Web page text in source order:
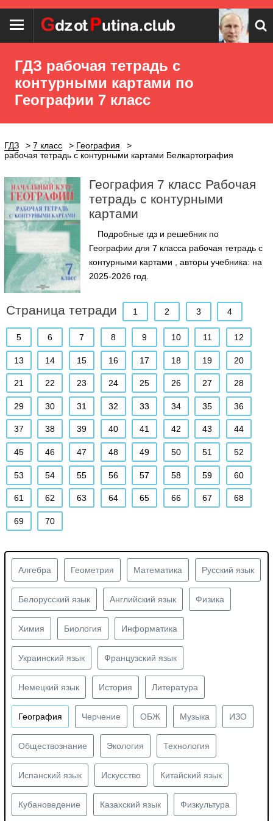
ГДЗ рабочая тетрадь с
контурными картами по
Географии 7 класс
ГДЗ 7 класс
География
рабочая тетрадь с контурными картами Белкартография
География 7 класс Рабочая
тетрадь с контурными
картами
Подробные гдз и решебник по
Географии для 7 класса рабочая тетрадь с
контурными картами , авторы учебника: на
2025-2026 год.
Страница тетради 1 2 3 4
5 6 7 8 9 10 11 12
13 14 15 16 17 18 19 20
21 22 23 24 25 26 27 28
29 30 31 32 33 34 35 36
37 38 39 40 41 42 43 44
45 46 47 48 49 50 51 52
53 54 55 56 57 58 59 60
61 62 63 64 65 66 67 68
69 70
Алгебра Геометрия Математика Русский язык
Белорусский язык Английский язык Физика
Химия Биология Информатика
Украинский язык Французский язык
Немецкий язык История Литература
География Черчение ОБЖ Музыка ИЗО
Обществознание Экология Технология
Испанский язык Искусство Китайский язык
Кубановедение Казахский язык Физкультура